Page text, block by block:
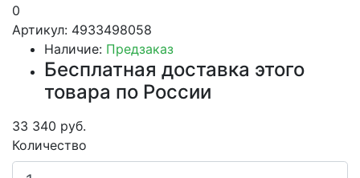
0
Артикул: 4933498058
Наличие: Предзаказ
Бесплатная доставка этого
товара по России
33 340 руб.
Количество